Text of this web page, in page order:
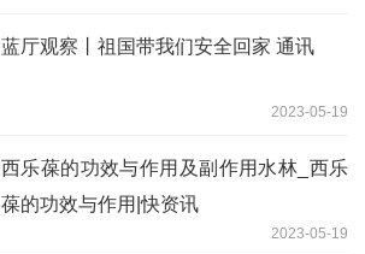
蓝厅观察丨祖国带我们安全回家 通讯
2023-05-19
西乐葆的功效与作用及副作用水林_西乐
葆的功效与作用|快资讯
2023-05-19